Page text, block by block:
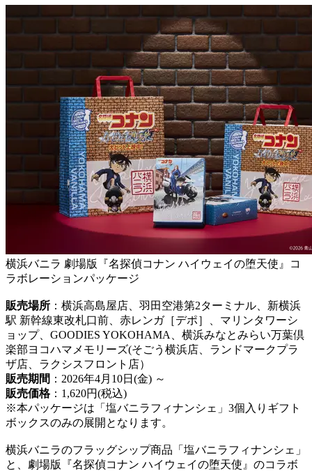
横浜バニラ 劇場版『名探偵コナン ハイウェイの堕天使』コ
ラボレーションパッケージ
販売場所 ：横浜高島屋店、羽田空港第2ターミナル、新横浜
駅 新幹線東改札口前、赤レンガ［デポ］、マリンタワーシ
ョップ、GOODIES YOKOHAMA、横浜みなとみらい万葉倶
楽部ヨコハマメモリーズ(そごう横浜店、ランドマークプラ
ザ店、ラクシスフロント店）
販売期間 ：2026年4月10日(金) ～
販売価格：1,620円(税込)
※本パッケージは「塩バニラフィナンシェ」3個入りギフト
ボックスのみの展開となります。
横浜バニラのフラッグシップ商品「塩バニラフィナンシェ」
と、劇場版『名探偵コナン ハイウェイの堕天使』のコラボ